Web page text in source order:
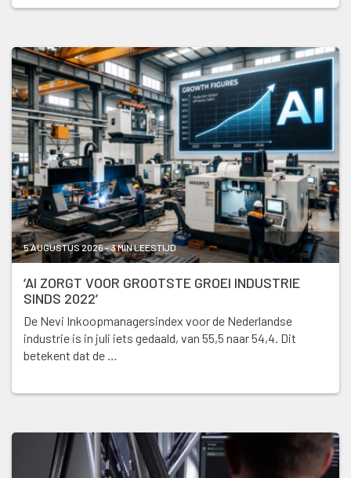
5 AUGUSTUS 2026 - 3 MIN LEESTIJD
‘AI ZORGT VOOR GROOTSTE GROEI INDUSTRIE
SINDS 2022’
De Nevi Inkoopmanagersindex voor de Nederlandse
industrie is in juli iets gedaald, van 55,5 naar 54,4. Dit
betekent dat de …